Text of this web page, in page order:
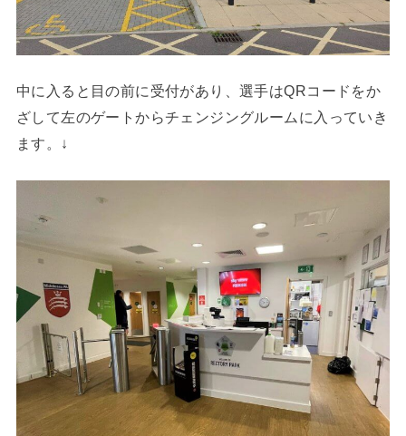
中に入ると目の前に受付があり、選手はQRコードをか
ざして左のゲートからチェンジングルームに入っていき
ます。↓